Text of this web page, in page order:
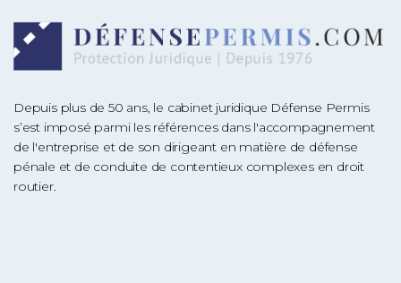
Depuis plus de 50 ans, le cabinet juridique Défense Permis
s’est imposé parmi les références dans l'accompagnement
de l'entreprise et de son dirigeant en matière de défense
pénale et de conduite de contentieux complexes en droit
routier.